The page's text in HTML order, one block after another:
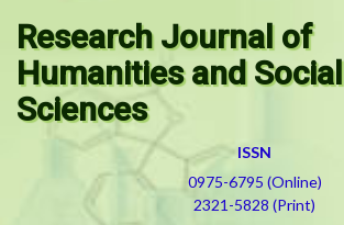
Research Journal of
Humanities and Social
Sciences
ISSN
0975-6795 (Online)
2321-5828 (Print)